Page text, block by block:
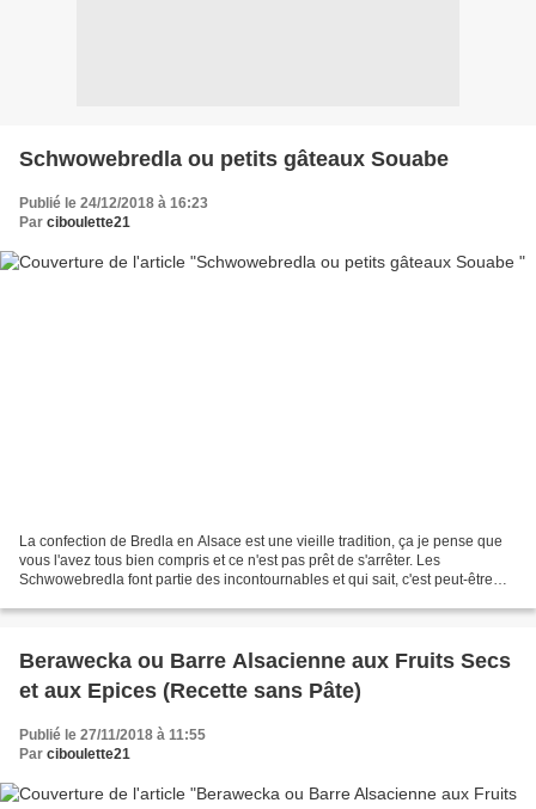
Schwowebredla ou petits gâteaux Souabe
Publié le 24/12/2018 à 16:23
Par ciboulette21
La confection de Bredla en Alsace est une vieille tradition, ça je pense que
vous l'avez tous bien compris et ce n'est pas prêt de s'arrêter. Les
Schwowebredla font partie des incontournables et qui sait, c'est peut-être
Berawecka ou Barre Alsacienne aux Fruits Secs
et aux Epices (Recette sans Pâte)
Publié le 27/11/2018 à 11:55
Par ciboulette21